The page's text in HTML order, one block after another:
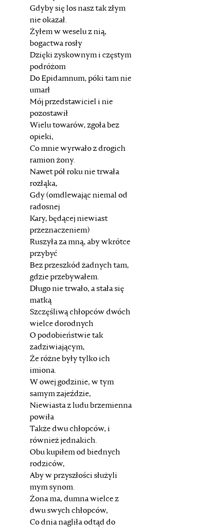
Gdyby się los nasz tak złym
nie okazał.
Żyłem w weselu z nią,
bogactwa rosły
Dzięki zyskownym i częstym
podróżom
Do Epidamnum, póki tam nie
umarł
Mój przedstawiciel i nie
pozostawił
Wielu towarów, zgoła bez
opieki,
Co mnie wyrwało z drogich
ramion żony.
Nawet pół roku nie trwała
rozłąka,
Gdy (omdlewając niemal od
radosnej
Kary, będącej niewiast
przeznaczeniem)
Ruszyła za mną, aby wkrótce
przybyć
Bez przeszkód żadnych tam,
gdzie przebywałem.
Długo nie trwało, a stała się
matką
Szczęśliwą chłopców dwóch
wielce dorodnych
O podobieństwie tak
zadziwiającym,
Że różne były tylko ich
imiona.
W owej godzinie, w tym
samym zajeździe,
Niewiasta z ludu brzemienna
powiła
Także dwu chłopców, i
również jednakich.
Obu kupiłem od biednych
rodziców,
Aby w przyszłości służyli
mym synom.
Żona ma, dumna wielce z
dwu swych chłopców,
Co dnia nagliła odtąd do